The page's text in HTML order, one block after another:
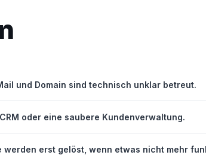
und Domain sind technisch unklar betreut.
oder eine saubere Kundenverwaltung.
werden erst gelöst, wenn etwas nicht mehr